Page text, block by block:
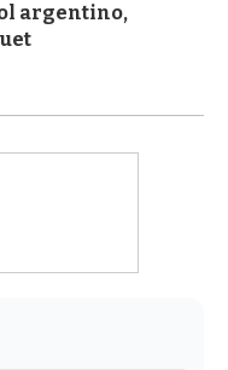
argentino,